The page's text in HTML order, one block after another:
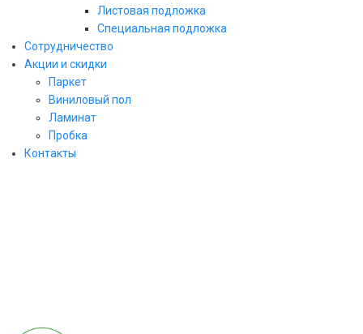
Листовая подложка
Специальная подложка
Сотрудничество
Акции и скидки
Паркет
Виниловый пол
Ламинат
Пробка
Контакты
заполните форму и мы свяжемся с Вами